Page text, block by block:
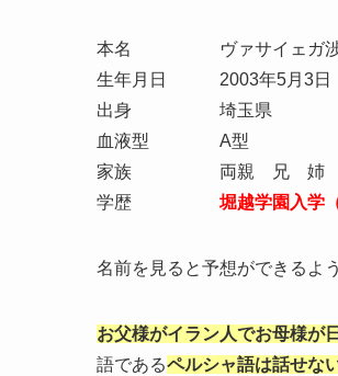
本名 ヴァサイェガ渉（
生年月日 2003年5月3日
出身 埼玉県
血液型 A型
家族 両親 兄 姉
学歴 堀越学園入学
名前を見ると予想ができるよ
お父様がイラン人でお母様が
語であるペルシャ語は話せな